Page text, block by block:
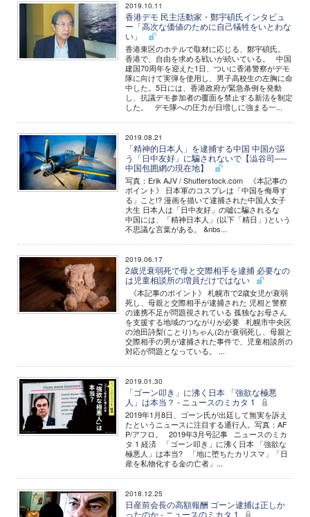
2019.10.11
香港デモ 民主活動家・鄭宇碩氏インタビュ
ー「高次な価値のために自己犠牲をいとわな
い」
香港東区のホテルで取材に応じる、鄭宇碩氏。
香港で、自由を求める戦いが続いている。 中国
建国70周年を迎えた1日、ついに香港警察がデモ
隊に向けて実弾を使用し、男子高校生の左胸に命
中した。5日には、香港政府が緊急条例を発動
し、抗議デモ参加者の覆面を禁止する新法を制定
した。 デモ隊への圧力が日増しに強まる一...
2019.08.21
「精神的日本人」を逮捕する中国 中国が謳
う「日中友好」に騙されないで【澁谷司──
中国包囲網の現在地】
写真：Erik AJV / Shutterstock.com 《本記事の
ポイント》 日本軍のコスプレは「中国を侮辱す
る」こと!? 漫画を描いて逮捕された中国人女子
大生 日本人は「日中友好」の嘘に騙されるな
中国には、「精神日本人」(以下「精日」)という
不思議な言葉がある。 &nbs...
2019.06.17
2歳児衰弱死で母と交際相手を逮捕 必要なの
は児童相談所の増員だけではない
《本記事のポイント》 札幌市で2歳女児が衰弱
死し、母親と交際相手が逮捕された 児相と警察
の連携不足が問題視されている 孤独なお母さん
を支援する地域のつながりが必要 札幌市中央区
の池田詩梨(ことり)ちゃん(2)が衰弱死し、母親と
交際相手の男が逮捕された事件で、児童相談所の
対応が問題となっている。 ...
2019.01.30
「ゴーン叩き」に沸く日本 「強欲な極悪
人」は本当？ - ニュースのミカタ 1
2019年1月8日、ゴーン氏が出廷して無実を訴え
たというニュースに注目する通行人。写真：AF
P/アフロ。 2019年3月号記事 ニュースのミカ
タ 1 経済 「ゴーン叩き」に沸く日本 「強欲な
極悪人」は本当? 「地に堕ちたカリスマ」「日
産を私物化する金の亡者」...
2018.12.25
日産前会長の高額報酬 ゴーン逮捕は正しか
ったのか - ニュースのミカタ 1